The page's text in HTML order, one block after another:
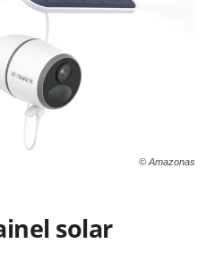
© Amazonas
solar